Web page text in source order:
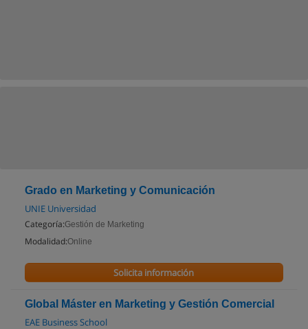
Grado en Marketing y Comunicación
UNIE Universidad
Categoría:Gestión de Marketing
Modalidad:Online
Solicita información
Global Máster en Marketing y Gestión Comercial
EAE Business School